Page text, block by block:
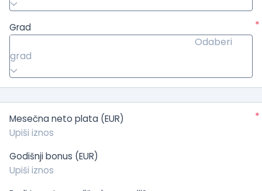
Grad
*
Odaberi
grad
Mesečna neto plata (EUR) *
Godišnji bonus (EUR)